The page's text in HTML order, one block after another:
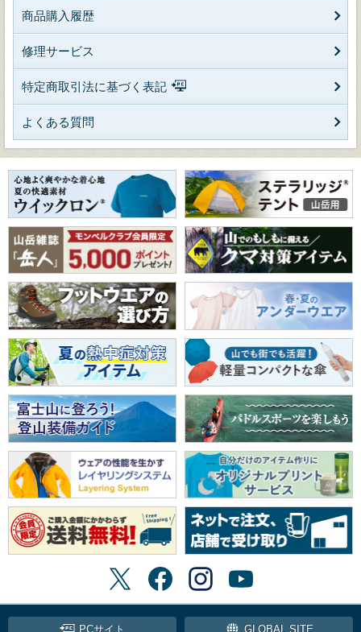
商品購入履歴
修理サービス
特定商取引法に基づく表記
よくある質問
PCサイト GLOBAL SITE